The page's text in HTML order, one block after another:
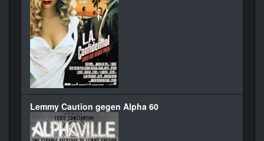
Lemmy Caution gegen Alpha 60